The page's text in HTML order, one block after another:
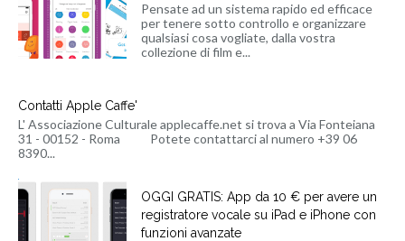
Pensate ad un sistema rapido ed efficace
per tenere sotto controllo e organizzare
qualsiasi cosa vogliate, dalla vostra
collezione di film e...
Contatti Apple Caffe'
L' Associazione Culturale applecaffe.net si trova a Via Fonteiana
31 - 00152 - Roma Potete contattarci al numero +39 06
8390...
OGGI GRATIS: App da 10 € per avere un
registratore vocale su iPad e iPhone con
funzioni avanzate